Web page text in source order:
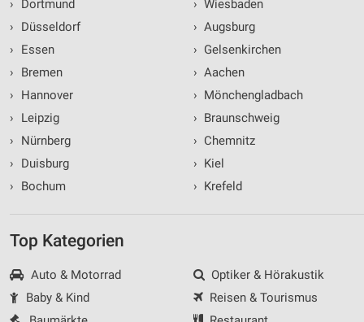
›
Dortmund
›
Düsseldorf
›
Essen
›
Bremen
›
Hannover
›
Leipzig
›
Nürnberg
›
Duisburg
›
Bochum
› Wiesbaden
› Augsburg
› Gelsenkirchen
› Aachen
› Mönchengladbach
› Braunschweig
› Chemnitz
› Kiel
› Krefeld
Top Kategorien
Auto & Motorrad
Baby & Kind
Optiker & Hörakustik
Reisen & Tourismus